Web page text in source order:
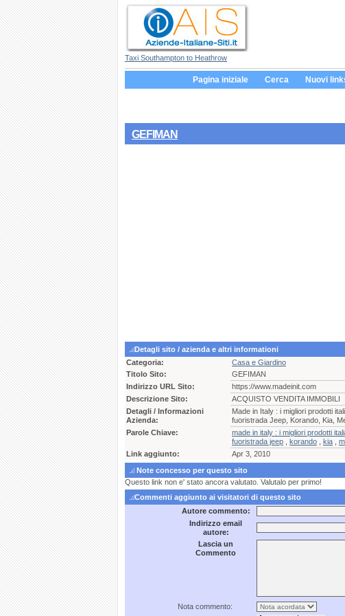
Taxi Southampton to Heathrow
Pagina iniziale Cerca Nuovi
GEFIMAN
Detagli sito / azienda e altri informationi
Categoria:
Casa e Giardino
Titolo Sito:
GEFIMAN
Indirizzo URL Sito:
https://www.madeinit.com
Descrizione Sito:
ACQUISTO VENDITA IMMOBILI
Detagli / Informazioni
Azienda:
Made in Italy : i migliori prodotti
fuoristrada Jeep, Korando, Kia,
Parole Chiave:
made in italy : i migliori prodotti
fuoristrada jeep
korando kia
Link aggiunto:
Apr 3, 2010
Note concesso per questo sito
Questo link non e' stato ancora valutato. Valutalo per primo!
Commenti aggiunto ai visitatori di questo sito
Autore commento:
Indirizzo email
autore:
Lascia un
Commento
Nota commento: